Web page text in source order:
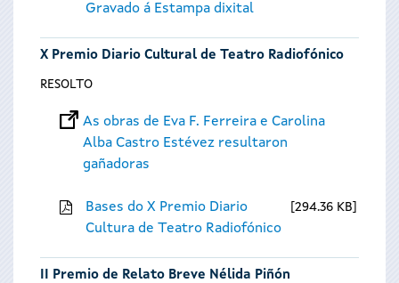
Gravado á Estampa dixital
X Premio Diario Cultural de Teatro Radiofónico
RESOLTO
As obras de Eva F. Ferreira e Carolina
Alba Castro Estévez resultaron
gañadoras
Bases do X Premio Diario
Cultura de Teatro Radiofónico
294.36 KB
II Premio de Relato Breve Nélida Piñón